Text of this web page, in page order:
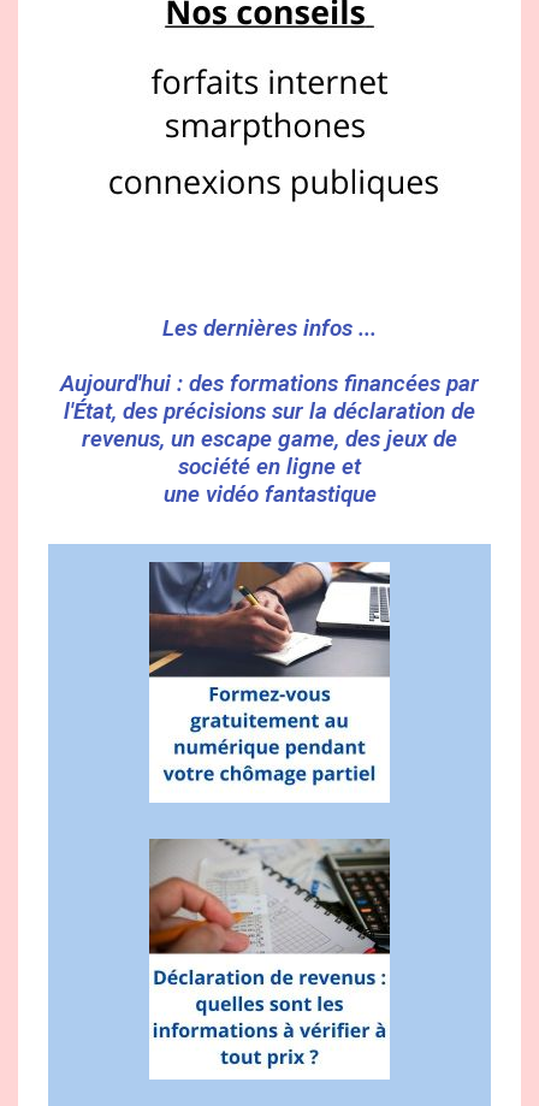
Les dernières infos ...
Aujourd'hui : des formations financées par
l'État, des précisions sur la déclaration de
revenus, un escape game, des jeux de
société en ligne et
une vidéo fantastique